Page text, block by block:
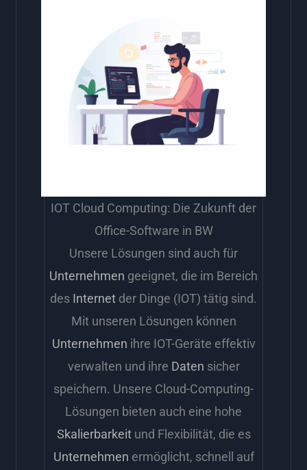
IOT Cloud Computing: Die Zukunft der
Office-Software in BW
Unsere Lösungen sind auch für
Unternehmen geeignet, die im Bereich
des Internet der Dinge (IOT) tätig sind.
Mit unseren Lösungen können
Unternehmen ihre IOT-Geräte effektiv
verwalten und ihre Daten sicher
speichern. Unsere Cloud-Computing-
Lösungen bieten auch eine hohe
Skalierbarkeitund Flexibilität, die es
Unternehmen ermöglicht, schnell auf